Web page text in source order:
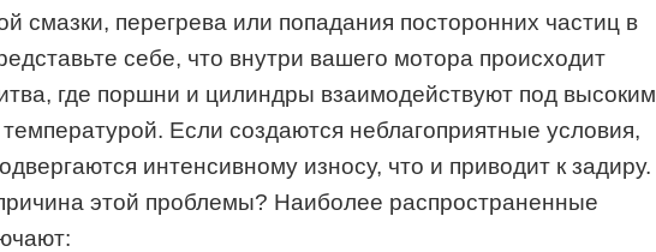
смазки, перегрева или попадания посторонних частиц в
себе, что внутри вашего мотора происходит
где поршни и цилиндры взаимодействуют под высоким
Если создаются неблагоприятные условия,
интенсивному износу, что и приводит к задиру.
этой проблемы? Наиболее распространенные